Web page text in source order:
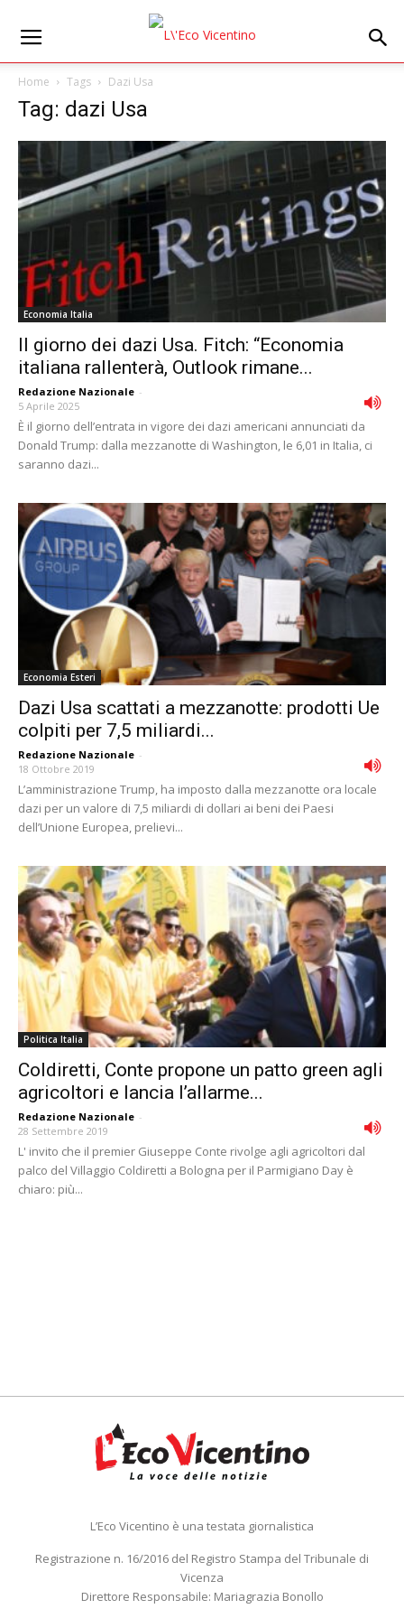
Home Tags Dazi Usa
Tag: dazi Usa
Economia Italia
Il giorno dei dazi Usa. Fitch: “Economia
italiana rallenterà, Outlook rimane...
Redazione Nazionale -
5 Aprile 2025
È il giorno dell’entrata in vigore dei dazi americani annunciati da
Donald Trump: dalla mezzanotte di Washington, le 6,01 in Italia, ci
saranno dazi...
Economia Esteri
Dazi Usa scattati a mezzanotte: prodotti Ue
colpiti per 7,5 miliardi...
Redazione Nazionale -
18 Ottobre 2019
L’amministrazione Trump, ha imposto dalla mezzanotte ora locale
dazi per un valore di 7,5 miliardi di dollari ai beni dei Paesi
dell’Unione Europea, prelievi...
Politica Italia
Coldiretti, Conte propone un patto green agli
agricoltori e lancia l’allarme...
Redazione Nazionale -
28 Settembre 2019
L' invito che il premier Giuseppe Conte rivolge agli agricoltori dal
palco del Villaggio Coldiretti a Bologna per il Parmigiano Day è
chiaro: più...
L’Eco Vicentino è una testata giornalistica
Registrazione n. 16/2016 del Registro Stampa del Tribunale di
Vicenza
Direttore Responsabile: Mariagrazia Bonollo